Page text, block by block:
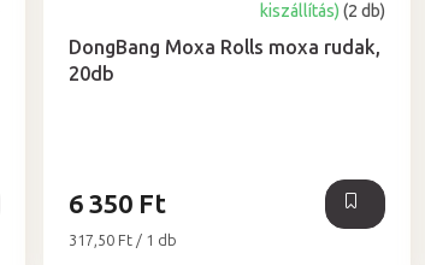
DongBang Moxa Rolls moxa rudak,
20db
átlagos
értékelése
kiszállítás)(2 db)
6 350 Ft
Egységár:
317,50 Ft / 1 db